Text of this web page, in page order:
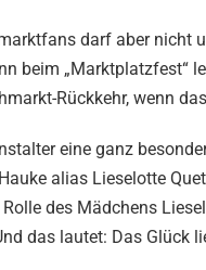
darf aber nicht
beim „Marktplatzfest“
Rückkehr, wenn
eine ganz
alias Lieselotte
des Mädchens
das lautet: Das Glück